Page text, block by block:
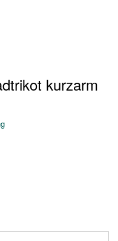
kurzarm